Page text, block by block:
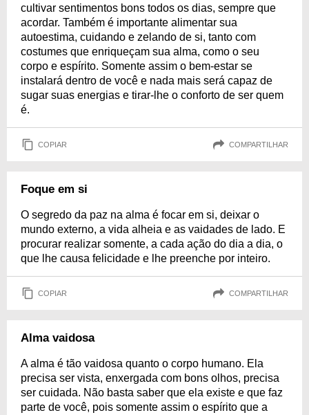
cultivar sentimentos bons todos os dias, sempre que
acordar. Também é importante alimentar sua
autoestima, cuidando e zelando de si, tanto com
costumes que enriqueçam sua alma, como o seu
corpo e espírito. Somente assim o bem-estar se
instalará dentro de você e nada mais será capaz de
sugar suas energias e tirar-lhe o conforto de ser quem
é.
COPIAR COMPARTILHAR
Foque em si
O segredo da paz na alma é focar em si, deixar o
mundo externo, a vida alheia e as vaidades de lado. E
procurar realizar somente, a cada ação do dia a dia, o
que lhe causa felicidade e lhe preenche por inteiro.
COPIAR COMPARTILHAR
Alma vaidosa
A alma é tão vaidosa quanto o corpo humano. Ela
precisa ser vista, enxergada com bons olhos, precisa
ser cuidada. Não basta saber que ela existe e que faz
parte de você, pois somente assim o espírito que a